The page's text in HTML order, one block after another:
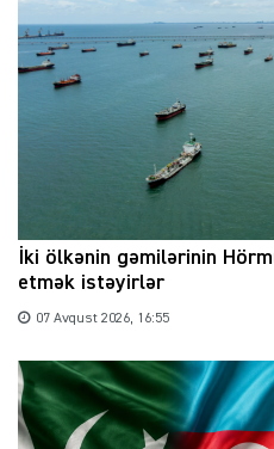
İki ölkənin gəmilərinin
etmək istəyirlər
07 Avqust 2026, 16:55